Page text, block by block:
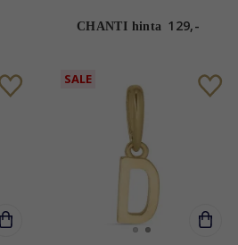
CHANTI hinta 129,-
SALE